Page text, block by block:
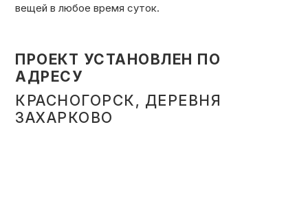
вещей в любое время суток.
ПРОЕКТ УСТАНОВЛЕН ПО
АДРЕСУ
КРАСНОГОРСК, ДЕРЕВНЯ
ЗАХАРКОВО